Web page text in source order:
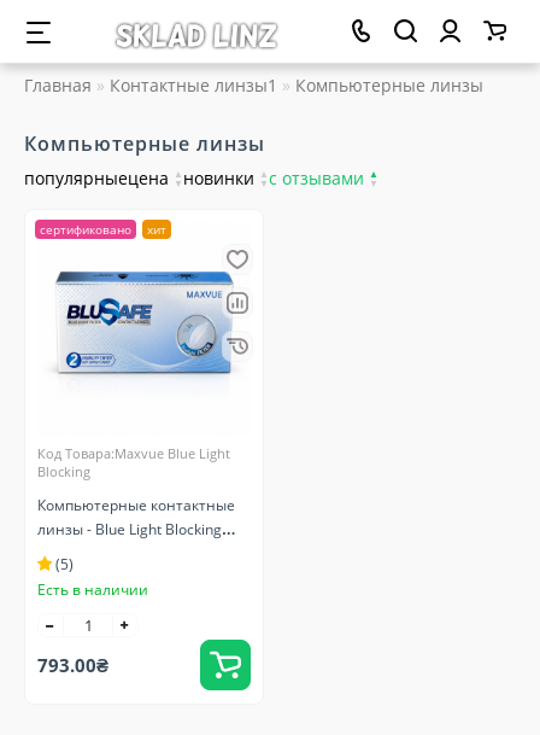
Главная Контактные линзы1 Компьютерные линзы
Компьютерные линзы
популярныецена ▲
▼ новинки ▲
▼с отзывами ▲
▼
сертификовано хит
Код Товара:Maxvue Blue Light
Blocking
Компьютерные контактные
линзы - Blue Light Blocking
Maxvue®
(5)
Есть в наличии
793.00₴